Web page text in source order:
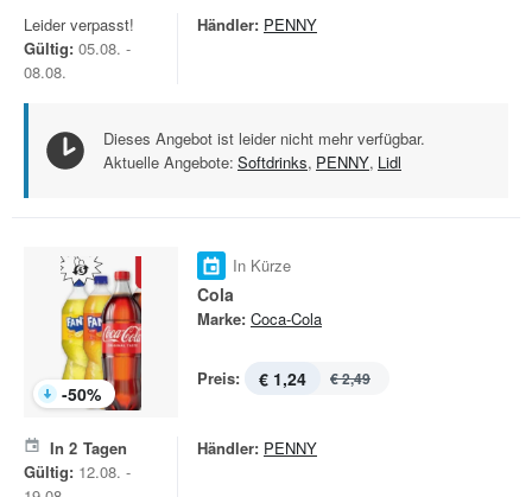
Leider verpasst!
Gültig: 05.08. -
08.08.
Händler: PENNY
Dieses Angebot ist leider nicht mehr verfügbar.
Aktuelle Angebote: Softdrinks, PENNY, Lidl
-50%
In Kürze
Cola
Marke: Coca-Cola
Preis: € 1,24 € 2,49
In 2 Tagen
Gültig: 12.08. -
Händler: PENNY